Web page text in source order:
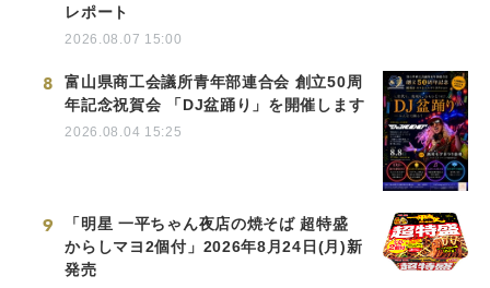
レポート
2026.08.07 15:00
8
富山県商工会議所青年部連合会 創立50周
年記念祝賀会 「DJ盆踊り」を開催します
2026.08.04 15:25
9
「明星 一平ちゃん夜店の焼そば 超特盛
からしマヨ2個付」2026年8月24日(月)新
発売